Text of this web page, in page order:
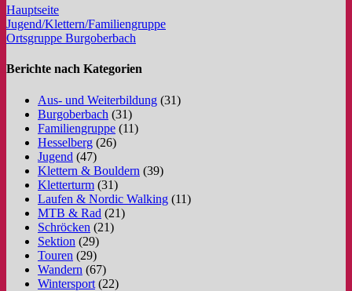
Hauptseite
Jugend/Klettern/Familiengruppe
Ortsgruppe Burgoberbach
Berichte nach Kategorien
Aus- und Weiterbildung (31)
Burgoberbach (31)
Familiengruppe (11)
Hesselberg (26)
Jugend (47)
Klettern & Bouldern (39)
Kletterturm (31)
Laufen & Nordic Walking (11)
MTB & Rad (21)
Schröcken (21)
Sektion (29)
Touren (29)
Wandern (67)
Wintersport (22)